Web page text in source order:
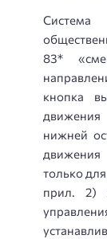
83*
кнопка
нижней
только
прил. 2)